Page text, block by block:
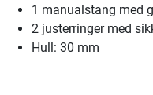
1 manualstang med
2 justerringer med
Hull: 30 mm